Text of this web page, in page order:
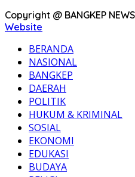
Copyright @ BANGKEP
Website
BERANDA
NASIONAL
BANGKEP
DAERAH
POLITIK
HUKUM & KRIMINAL
SOSIAL
EKONOMI
EDUKASI
BUDAYA